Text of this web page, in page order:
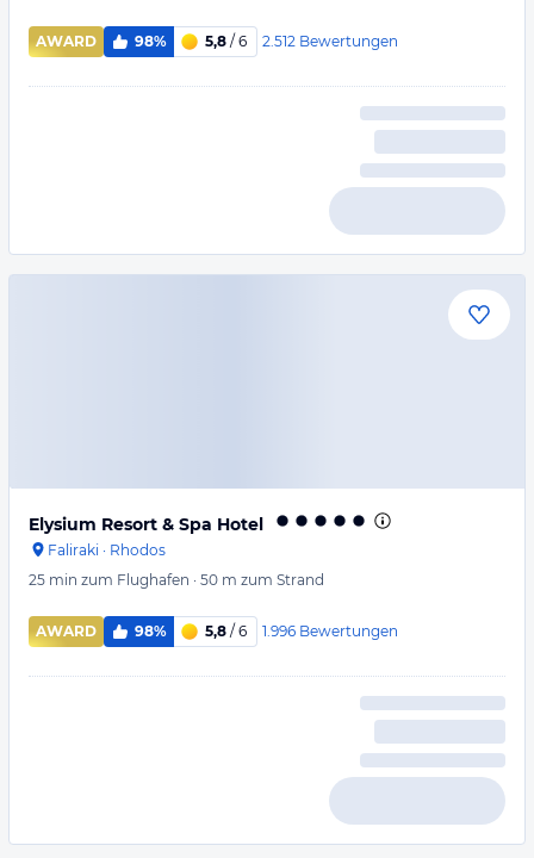
AWARD 98% 5,8 / 6 2.512 Bewertungen
Elysium Resort & Spa Hotel
Faliraki · Rhodos
25 min zum Flughafen · 50 m zum Strand
AWARD 98% 5,8 / 6 1.996 Bewertungen